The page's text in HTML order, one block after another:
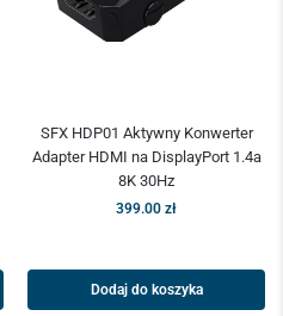
SFX HDP01 Aktywny Konwerter
Adapter HDMI na DisplayPort 1.4a
8K 30Hz
399.00 zł
Dodaj do koszyka